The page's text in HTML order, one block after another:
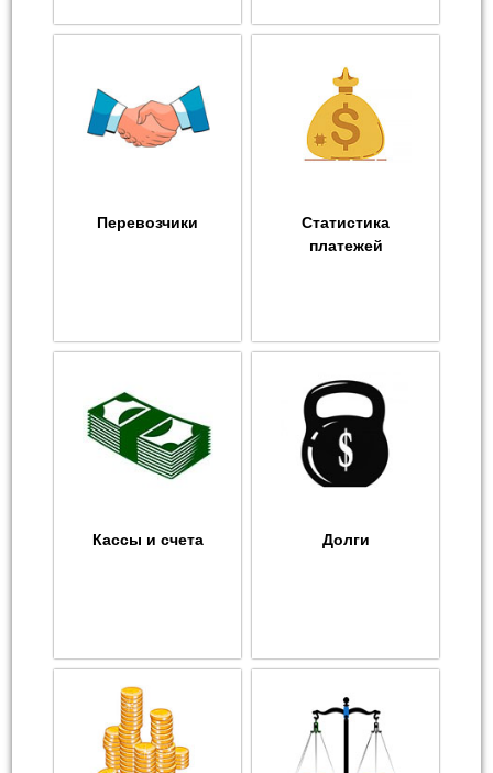
Перевозчики
Статистика
платежей
Кассы и счета Долги